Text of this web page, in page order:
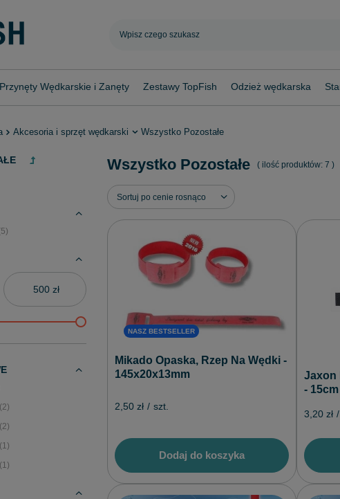
Przynęty Wędkarskie i Zanęty Zestawy TopFish Odzież wędkarska
Akcesoria i sprzęt wędkarski Wszystko Pozostałe
5
zł
2
2
1
1
Wszystko Pozostałe ( ilość produktów: 7 )
Zmień sortowanie
Sortuj po cenie rosnąco
NASZ BESTSELLER
Mikado Opaska, Rzep Na Wędki -
145x20x13mm
2,50 zł / szt.
Dodaj do koszyka
Jaxon
-
3,20 zł /